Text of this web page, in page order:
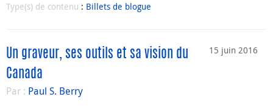
Type(s) de contenu : Billets de blogue
15 juin 2016
Un graveur, ses outils et sa vision du
Canada
Par : Paul S. Berry